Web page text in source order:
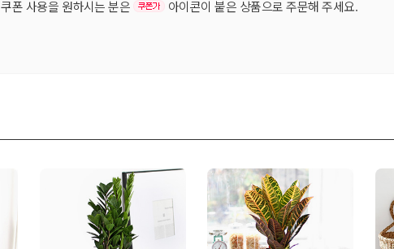
쿠폰 사용을 원하시는 분은 아이콘이 붙은 상품으로 주문해 주세요.